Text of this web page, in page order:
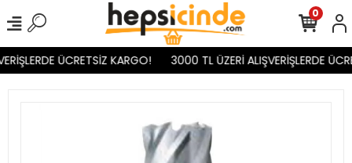
ÜCRETSİZ KARGO! 3000 TL ÜZERİ ALIŞVERİŞLERDE
0